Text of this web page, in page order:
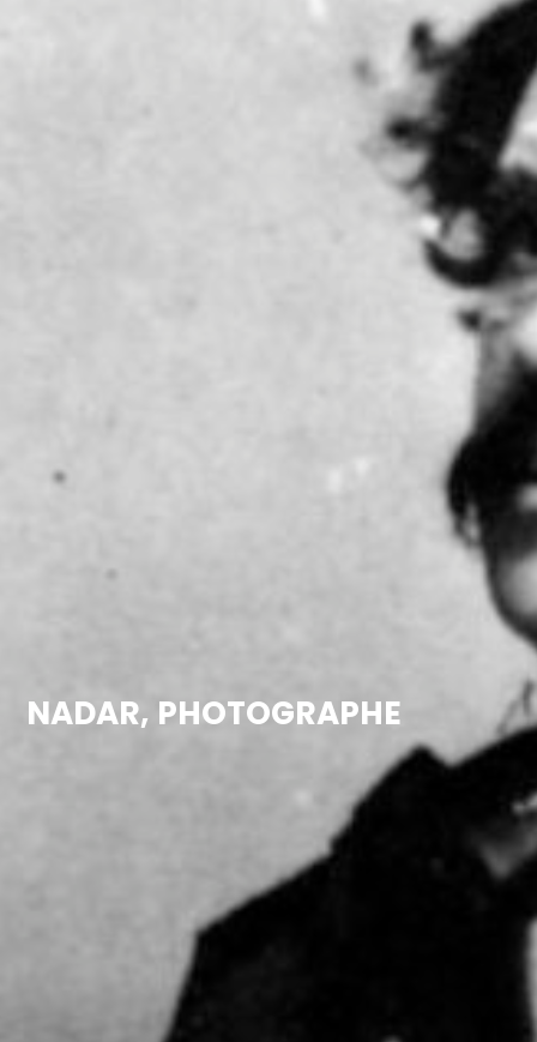
NADAR, PHOTOGRAPHE